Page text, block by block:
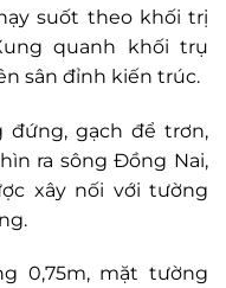
suốt theo khối trị
quanh khối trụ
sân đỉnh kiến trúc.
đứng, gạch để trơn,
ra sông Đồng Nai,
xây nối với tường
0,75m, mặt tường